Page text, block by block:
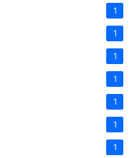
1
1
1
1
1
1
1